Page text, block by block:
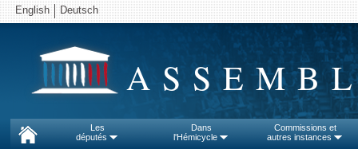
English Deutsch
Les
députés
Dans
l'Hémicycle
Commissions et
autres instances